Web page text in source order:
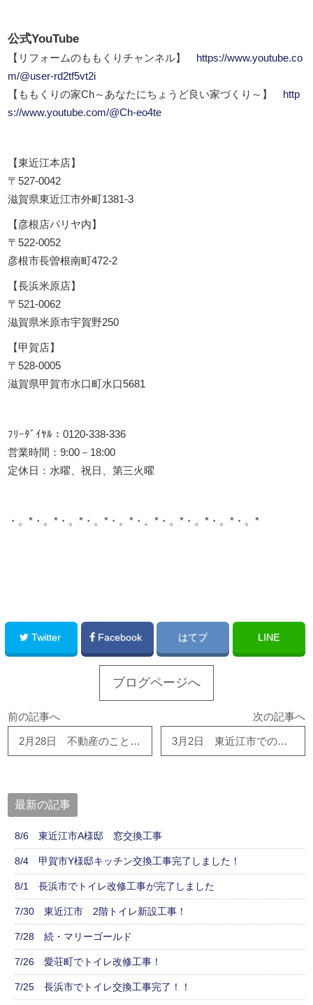
公式YouTube
【リフォームのももくりチャンネル】
https://www.youtube.co
m/@user-rd2tf5vt2i
【ももくりの家Ch～あなたにちょうど良い家づくり～】
http
s://www.youtube.com/@Ch-eo4te
【東近江本店】
〒527-0042
滋賀県東近江市外町1381-3
【彦根店パリヤ内】
〒522-0052
彦根市長曽根南町472-2
【長浜米原店】
〒521-0062
滋賀県米原市宇賀野250
【甲賀店】
〒528-0005
滋賀県甲賀市水口町水口5681
ﾌﾘｰﾀﾞｲﾔﾙ：0120-338-336
営業時間：9:00－18:00
定休日：水曜、祝日、第三火曜
・。*・。*・。*・。*・。*・。*・。*・。*・。*・。*
Twitter Facebook はてブ LINE
ブログページへ
前の記事へ
2月28日 不動産のことなら…相談できるハウスドゥ東近江店まで。
次の記事へ
3月2日 東近江市でのトイレ工事、完了しました！
最新の記事
8/6 東近江市A様邸 窓交換工事
8/4 甲賀市Y様邸キッチン交換工事完了しました！
8/1 長浜市でトイレ改修工事が完了しました
7/30 東近江市 2階トイレ新設工事！
7/28 続・マリーゴールド
7/26 愛荘町でトイレ改修工事！
7/25 長浜市でトイレ交換工事完了！！